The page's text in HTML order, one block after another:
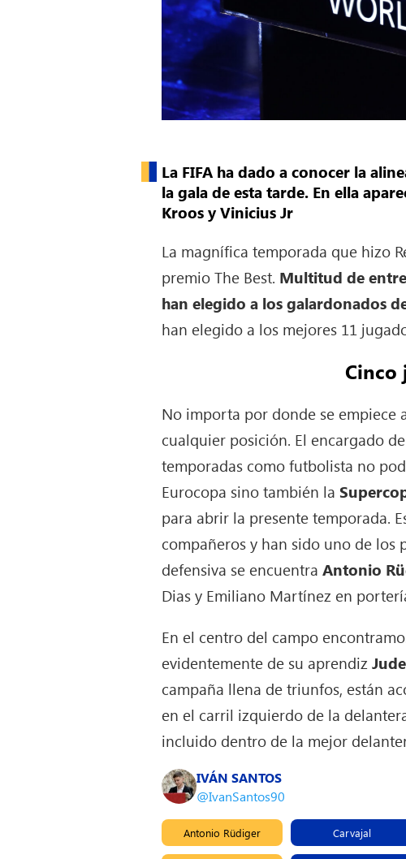
La FIFA ha dado a conocer la
la gala de esta tarde. En ella
Kroos y Vinicius Jr
La magnífica temporada que hizo
premio The Best. Multitud de
han elegido a los galardonados
han elegido a los mejores 11
Cinco
No importa por donde se empiece
cualquier posición. El encargado
temporadas como futbolista no
Eurocopa sino también la
para abrir la presente temporada.
compañeros y han sido uno de los
defensiva se encuentraAntonio
Dias y Emiliano Martínez en
En el centro del campo
evidentemente de su aprendiz
campaña llena de triunfos, están
en el carril izquierdo de la
incluido dentro de la mejor
IVÁN SANTOS
@IvanSantos90
Antonio Rüdiger Carvajal